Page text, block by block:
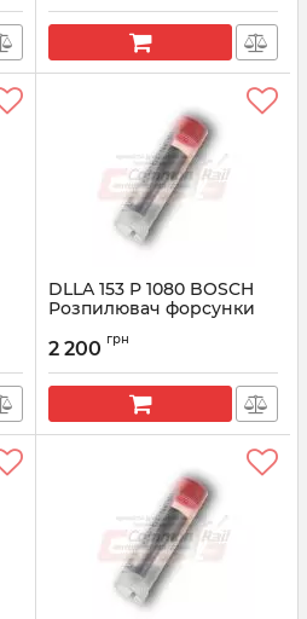
DLLA 153 P 1080 BOSCH
Розпилювач форсунки
Артикул: 0433171702
2 200 грн